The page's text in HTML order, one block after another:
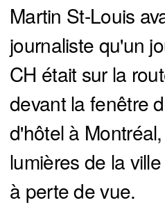
Martin St-Louis
journaliste qu'un
CH était sur la
devant la fenêtre
d'hôtel à
lumières de la
à perte de vue.